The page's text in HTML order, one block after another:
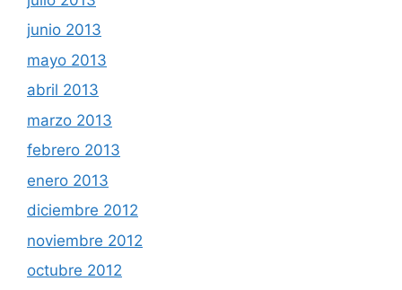
junio 2013
mayo 2013
abril 2013
marzo 2013
febrero 2013
enero 2013
diciembre 2012
noviembre 2012
octubre 2012